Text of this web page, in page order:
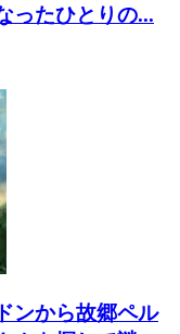
ったひとりの...
ンから故郷ペル